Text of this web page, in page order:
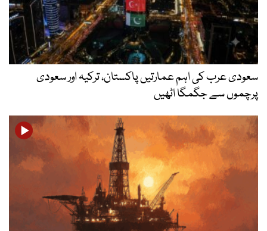
سعودی عرب کی اہم عمارتیں پاکستان، ترکیہ اور سعودی
پرچموں سے جگمگا اٹھیں